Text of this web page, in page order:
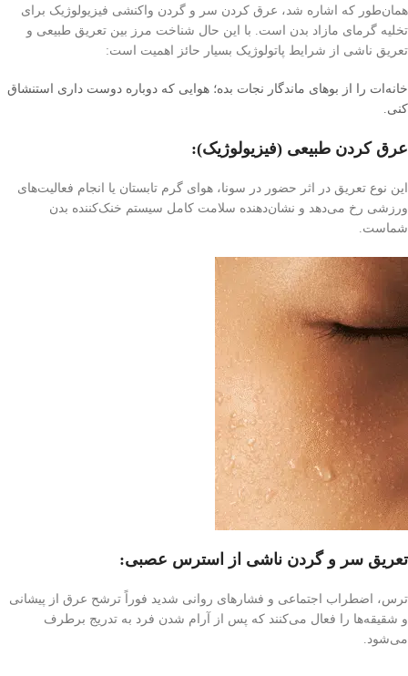
همان‌طور که اشاره شد، عرق کردن سر و گردن واکنشی فیزیولوژیک برای
تخلیه گرمای مازاد بدن است. با این حال شناخت مرز بین تعریق طبیعی و
تعریق ناشی از شرایط پاتولوژیک بسیار حائز اهمیت است:
خانه‌ات را از بوهای ماندگار نجات بده؛ هوایی که دوباره دوست داری استنشاق
کنی.
عرق کردن طبیعی (فیزیولوژیک):
این نوع تعریق در اثر حضور در سونا، هوای گرم تابستان یا انجام فعالیت‌های
ورزشی رخ می‌دهد و نشان‌دهنده سلامت کامل سیستم خنک‌کننده بدن
شماست.
تعریق سر و گردن ناشی از استرس عصبی:
ترس، اضطراب اجتماعی و فشارهای روانی شدید فوراً ترشح عرق از پیشانی
و شقیقه‌ها را فعال می‌کنند که پس از آرام شدن فرد به تدریج برطرف
می‌شود.